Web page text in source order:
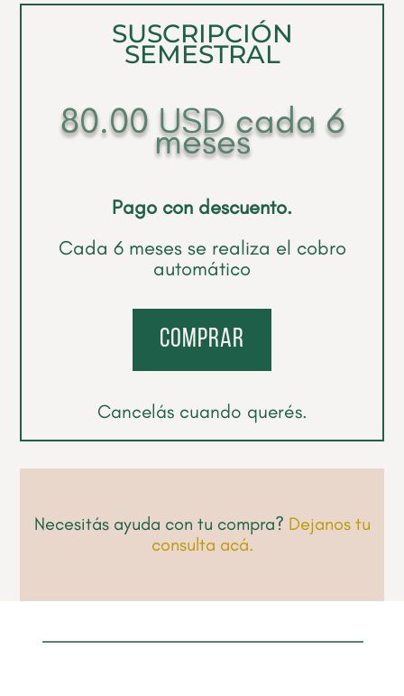
SUSCRIPCIÓN
SEMESTRAL
80.00 USD cada 6
meses
Pago con descuento.
Cada 6 meses se realiza el cobro
automático
comprar
Cancelás cuando querés.
Necesitás ayuda con tu compra? Dejanos tu
consulta acá.